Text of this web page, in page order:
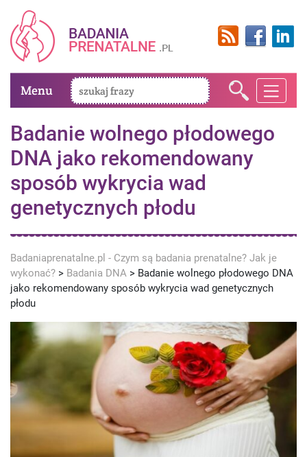
Menu
Badanie wolnego płodowego
DNA jako rekomendowany
sposób wykrycia wad
genetycznych płodu
Badaniaprenatalne.pl - Czym są badania prenatalne? Jak je
wykonać? > Badania DNA > Badanie wolnego płodowego DNA
jako rekomendowany sposób wykrycia wad genetycznych
płodu